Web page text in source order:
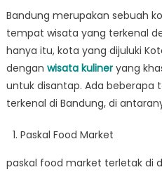
Bandung merupakan sebuah
tempat wisata yang terkenal
hanya itu, kota yang dijuluki
dengan wisata kuliner yang
untuk disantap. Ada beberapa
terkenal di Bandung, di
Paskal Food Market
paskal food market terletak di